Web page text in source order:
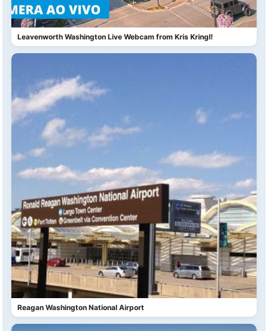
Leavenworth Washington Live Webcam from Kris Kringl!
Reagan Washington National Airport